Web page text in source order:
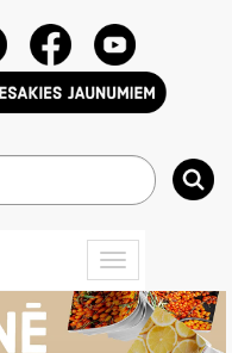
Toggle
navigation